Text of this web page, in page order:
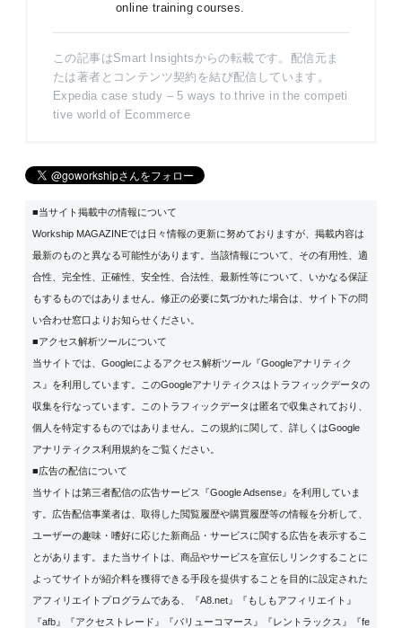
online training courses.
この記事はSmart Insightsからの転載です。配信元ま
たは著者とコンテンツ契約を結び配信しています。
Expedia case study – 5 ways to thrive in the competi
tive world of Ecommerce
■当サイト掲載中の情報について
Workship MAGAZINEでは日々情報の更新に努めておりますが、掲載内容は
最新のものと異なる可能性があります。当該情報について、その有用性、適
合性、完全性、正確性、安全性、合法性、最新性等について、いかなる保証
もするものではありません。修正の必要に気づかれた場合は、サイト下の問
い合わせ窓口よりお知らせください。
■アクセス解析ツールについて
当サイトでは、Googleによるアクセス解析ツール『Googleアナリティク
ス』を利用しています。このGoogleアナリティクスはトラフィックデータの
収集を行なっています。このトラフィックデータは匿名で収集されており、
個人を特定するものではありません。この規約に関して、詳しくはGoogle
アナリティクス利用規約をご覧ください。
■広告の配信について
当サイトは第三者配信の広告サービス『Google Adsense』を利用していま
す。広告配信事業者は、取得した閲覧履歴や購買履歴等の情報を分析して、
ユーザーの趣味・嗜好に応じた新商品・サービスに関する広告を表示するこ
とがあります。また当サイトは、商品やサービスを宣伝しリンクすることに
よってサイトが紹介料を獲得できる手段を提供することを目的に設定された
アフィリエイトプログラムである、『A8.net』『もしもアフィリエイト』
『afb』『アクセストレード』『バリューコマース』『レントラックス』『fe